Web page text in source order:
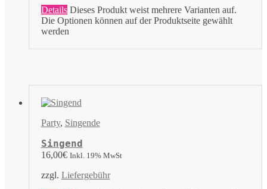
Details Dieses Produkt weist mehrere Varianten auf.
Die Optionen können auf der Produktseite gewählt
werden
Party, Singende
Singend
16,00€ Inkl. 19% MwSt
zzgl. Liefergebühr